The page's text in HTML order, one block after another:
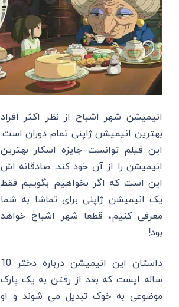
انیمیشن شهر اشباح از نظر اکثر افراد
بهترین انیمیشن ژاپنی تمام دوران است.
این فیلم توانست جایزه اسکار بهترین
انیمیشن را از آن خود کند. صادقانه اش
این است که اگر بخواهیم بگوییم فقط
یک انیمیشن ژاپنی برای تماشا به شما
معرفی کنیم، قطعا شهر اشباح خواهد
بود!
داستان این انیمیشن درباره دختر 10
ساله ایست که بعد از رفتن به یک پارک
موضوعی به خوک تبدیل می شوند و او